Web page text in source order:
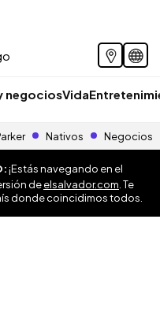
negociosVida
Nativos Negocios
¡Estás navegando en el
deelsalvador.com . Te
donde coincidimos todos.